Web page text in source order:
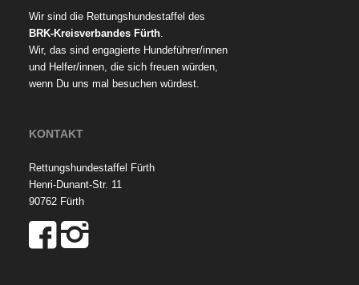
Wir sind die Rettungshundestaffel des
BRK-Kreisverbandes Fürth.
Wir, das sind engagierte Hundeführer/innen
und Helfer/innen, die sich freuen würden,
wenn Du uns mal besuchen würdest.
KONTAKT
Rettungshundestaffel Fürth
Henri-Dunant-Str. 11
90762 Fürth